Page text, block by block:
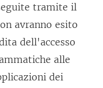
tramite il
avranno esito
dell'accesso
alle
dei